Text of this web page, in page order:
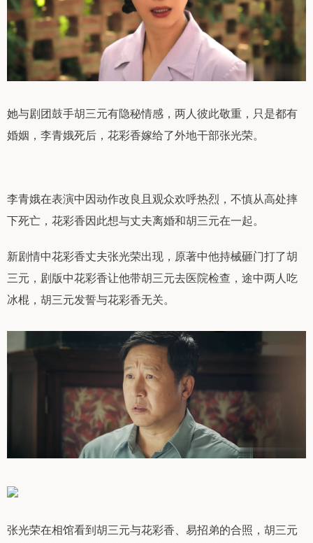
她与剧团鼓手胡三元有隐秘情感，两人彼此敬重，只是都有
婚姻，李青娥死后，花彩香嫁给了外地干部张光荣。
李青娥在表演中因动作改良且观众欢呼热烈，不慎从高处摔
下死亡，花彩香因此想与丈夫离婚和胡三元在一起。
新剧情中花彩香丈夫张光荣出现，原著中他持械砸门打了胡
三元，剧版中花彩香让他带胡三元去医院检查，途中两人吃
冰棍，胡三元发誓与花彩香无关。
张光荣在相馆看到胡三元与花彩香、易招弟的合照，胡三元